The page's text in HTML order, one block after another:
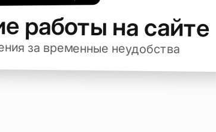
работы на сайте
за временные неудобства